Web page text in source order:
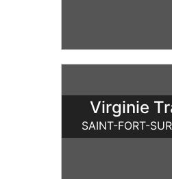
Virginie
SAINT-FORT-